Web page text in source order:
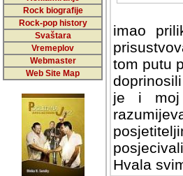
Rock biografije
Rock-pop history
Svaštara
Vremeplov
Webmaster
Web Site Map
imao
tom putu
je i moj
Hvala